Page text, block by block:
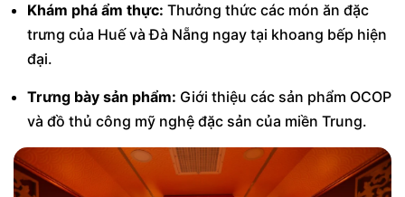
Khám phá ẩm thực: Thưởng thức các món ăn đặc
trưng của Huế và Đà Nẵng ngay tại khoang bếp hiện
đại.
Trưng bày sản phẩm: Giới thiệu các sản phẩm OCOP
và đồ thủ công mỹ nghệ đặc sản của miền Trung.